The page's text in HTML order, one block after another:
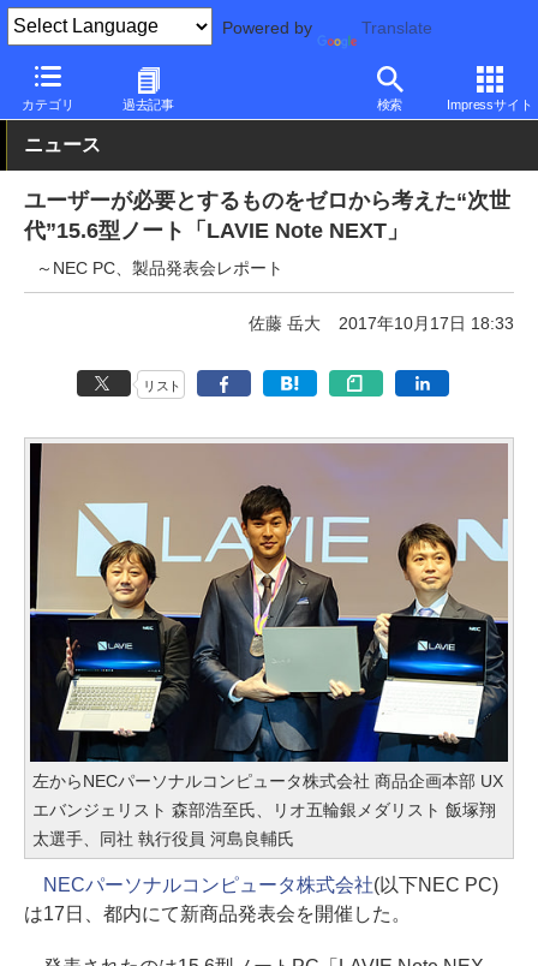
Powered by Translate
カテゴリ 過去記事 検索 Impressサイト
PC Watch パソコン/タブレット/スマートフォン ノートパソコン
ニュース
ユーザーが必要とするものをゼロから考えた“次世
代”15.6型ノート「LAVIE Note NEXT」
～NEC PC、製品発表会レポート
佐藤 岳大 2017年10月17日 18:33
リスト
左からNECパーソナルコンピュータ株式会社 商品企画本部 UX
エバンジェリスト 森部浩至氏、リオ五輪銀メダリスト 飯塚翔
太選手、同社 執行役員 河島良輔氏
NECパーソナルコンピュータ株式会社(以下NEC PC)
は17日、都内にて新商品発表会を開催した。